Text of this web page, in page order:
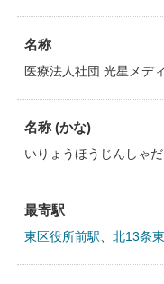
名称
医療法人社団 光星メデ
名称 (かな)
いりょうほうじんしゃ
最寄駅
東区役所前駅 北13条